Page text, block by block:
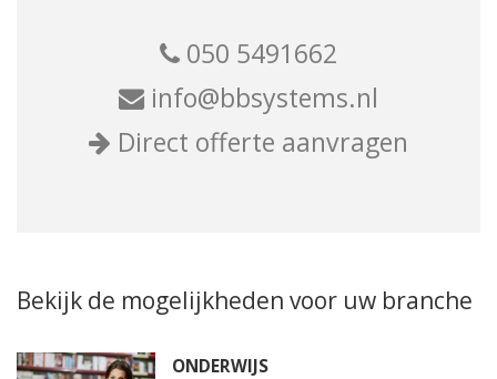
050 5491662
info@bbsystems.nl
Direct offerte aanvragen
Bekijk de mogelijkheden voor uw branche
ONDERWIJS